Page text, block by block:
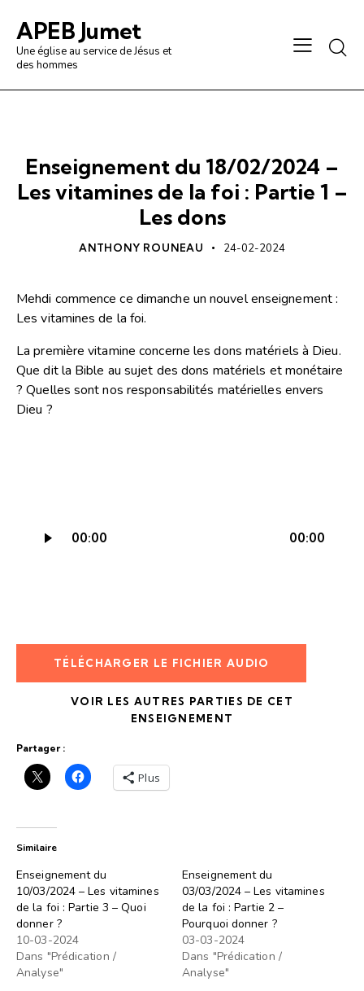
APEB Jumet
Une église au service de Jésus et
des hommes
Enseignement du 18/02/2024 –
Les vitamines de la foi : Partie 1 –
Les dons
ANTHONY ROUNEAU 24-02-2024
Mehdi commence ce dimanche un nouvel enseignement :
Les vitamines de la foi.
La première vitamine concerne les dons matériels à Dieu.
Que dit la Bible au sujet des dons matériels et monétaire
? Quelles sont nos responsabilités matérielles envers
Dieu ?
audio
00:00 00:00
TÉLÉCHARGER LE FICHIER AUDIO
VOIR LES AUTRES PARTIES DE CET
ENSEIGNEMENT
Partager :
Plus
Similaire
Enseignement du
10/03/2024 – Les vitamines
de la foi : Partie 3 – Quoi
donner ?
10-03-2024
Dans "Prédication /
Analyse"
Enseignement du
03/03/2024 – Les vitamines
de la foi : Partie 2 –
Pourquoi donner ?
03-03-2024
Dans "Prédication /
Analyse"